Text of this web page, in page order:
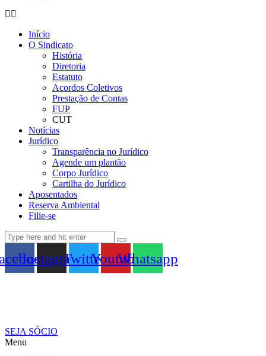
Início
O Sindicato
História
Diretoria
Estatuto
Acordos Coletivos
Prestação de Contas
FUP
CUT
Notícias
Jurídico
Transparência no Jurídico
Agende um plantão
Corpo Jurídico
Cartilha do Jurídico
Aposentados
Reserva Ambiental
Filie-se
InstagramTwitterYoutubeWhatsapp
SEJA SÓCIO
Menu